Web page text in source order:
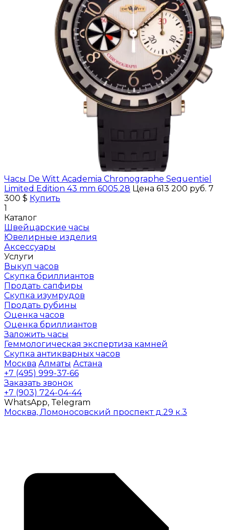
Часы De Witt Academia Chronographe Sequentiel
Limited Edition 43 mm 6005.28 Цена 613 200 руб. 7
300 $ Купить
1
Каталог
Швейцарские часы
Ювелирные изделия
Аксессуары
Услуги
Выкуп часов
Скупка бриллиантов
Продать сапфиры
Скупка изумрудов
Продать рубины
Оценка часов
Оценка бриллиантов
Заложить часы
Геммологическая экспертиза камней
Скупка антикварных часов
Москва Алматы Астана
+7 (495) 999-37-66
Заказать звонок
+7 (903) 724-04-44
WhatsApp, Telegram
Москва, Ломоносовский проспект д.29 к.3